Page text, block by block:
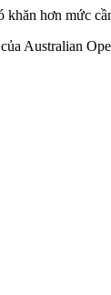
hơn mức
Australian